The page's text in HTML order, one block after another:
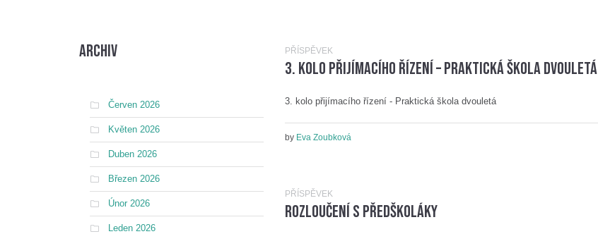
PŘÍSPĚVEK
3. kolo přijímacího řízení – Praktická škola dvouletá
3. kolo přijímacího řízení - Praktická škola dvouletá
by Eva Zoubková
PŘÍSPĚVEK
Rozloučení s předškoláky
Archiv
Červen 2026
Květen 2026
Duben 2026
Březen 2026
Únor 2026
Leden 2026